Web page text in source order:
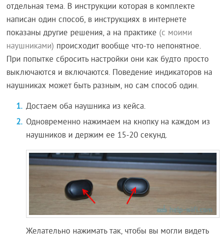
отдельная тема. В инструкции которая в комплекте
написан один способ, в инструкциях в интернете
показаны другие решения, а на практике (с моими
наушниками) происходит вообще что-то непонятное.
При попытке сбросить настройки они как будто просто
выключаются и включаются. Поведение индикаторов на
наушниках может быть разным, но сам способ один.
Достаем оба наушника из кейса.
Одновременно нажимаем на кнопку на каждом из
наушников и держим ее 15-20 секунд.
Желательно нажимать так, чтобы вы могли видеть